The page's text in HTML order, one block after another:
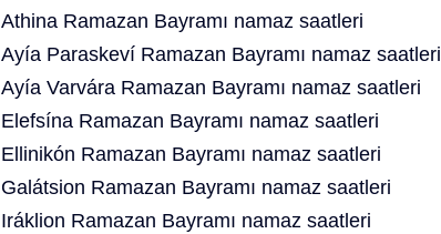
Athina Ramazan Bayramı namaz saatleri
Ayía Paraskeví Ramazan Bayramı namaz saatleri
Ayía Varvára Ramazan Bayramı namaz saatleri
Elefsína Ramazan Bayramı namaz saatleri
Ellinikón Ramazan Bayramı namaz saatleri
Galátsion Ramazan Bayramı namaz saatleri
Iráklion Ramazan Bayramı namaz saatleri